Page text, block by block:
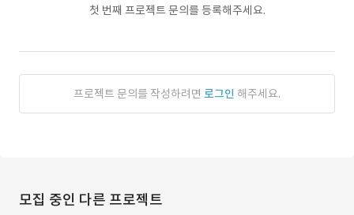
첫 번째 프로젝트 문의를 등록해주세요.
프로젝트 문의를 작성하려면 로그인 해주세요.
모집 중인 다른 프로젝트